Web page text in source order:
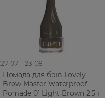
27 07 - 23 08
Помада для брів Lovely
Brow Master Waterproof
Pomade 01 Light Brown 2.5 г